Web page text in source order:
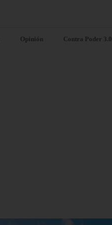
Opinión Contra Poder 3.0